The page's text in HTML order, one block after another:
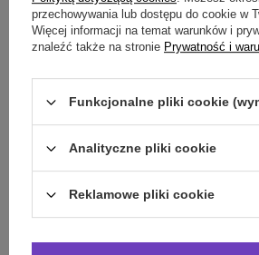
OPINIE (0)
Potrzebujesz pomocy? Masz
Zadaj pytanie a my odpowiemy niezwłocznie,
przechowywania lub dostępu do cookie w
Więcej informacji na temat warunków i
znaleźć także na stronie Prywatność i
Funkcjonalne pliki cookie
Analityczne pliki cookie
Reklamowe pliki cookie